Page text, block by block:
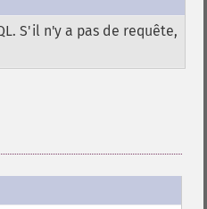
S'il n'y a pas de requête,